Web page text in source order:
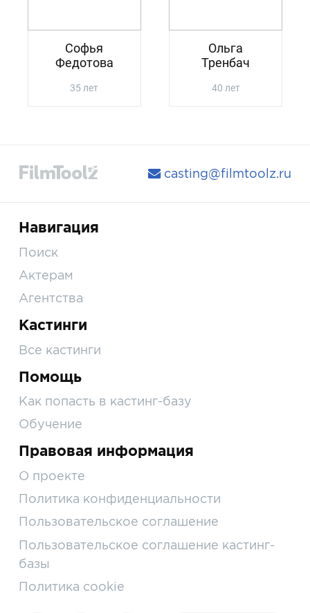
Софья
Федотова
35 лет
Ольга
Тренбач
40 лет
casting@filmtoolz.ru
Навигация
Поиск
Актерам
Агентства
Кастинги
Все кастинги
Помощь
Как попасть в кастинг-базу
Обучение
Правовая информация
О проекте
Политика конфиденциальности
Пользовательское соглашение
Пользовательское соглашение кастинг-
базы
Политика cookie